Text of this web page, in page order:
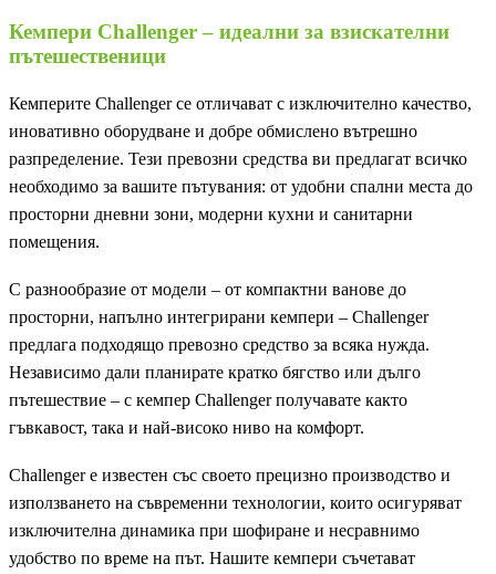
Кемпери Challenger – идеални за взискателни
пътешественици
Кемперите Challenger се отличават с изключително качество,
иновативно оборудване и добре обмислено вътрешно
разпределение. Тези превозни средства ви предлагат всичко
необходимо за вашите пътувания: от удобни спални места до
просторни дневни зони, модерни кухни и санитарни
помещения.
С разнообразие от модели – от компактни ванове до
просторни, напълно интегрирани кемпери – Challenger
предлага подходящо превозно средство за всяка нужда.
Независимо дали планирате кратко бягство или дълго
пътешествие – с кемпер Challenger получавате както
гъвкавост, така и най-високо ниво на комфорт.
Challenger е известен със своето прецизно производство и
използването на съвременни технологии, които осигуряват
изключителна динамика при шофиране и несравнимо
удобство по време на път. Нашите кемпери съчетават